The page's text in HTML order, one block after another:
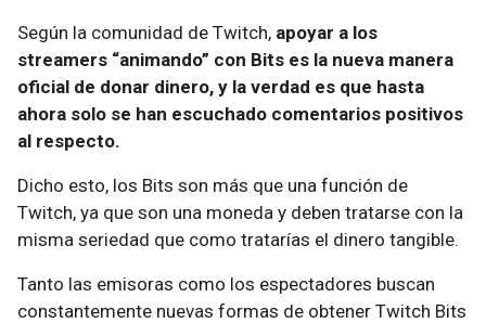
Según la comunidad de Twitch, apoyar a los
streamers “animando” con Bits es la nueva manera
oficial de donar dinero, y la verdad es que hasta
ahora solo se han escuchado comentarios positivos
al respecto.
Dicho esto, los Bits son más que una función de
Twitch, ya que son una moneda y deben tratarse con la
misma seriedad que como tratarías el dinero tangible.
Tanto las emisoras como los espectadores buscan
constantemente nuevas formas de obtener Twitch Bits